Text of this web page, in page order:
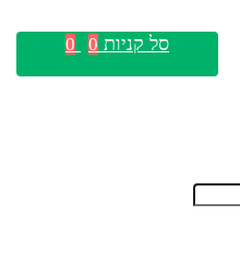
סל קניות 0
0